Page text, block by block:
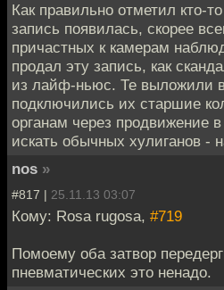
Как правильно отметил кто-
запись появилась, скорее
причастных к камерам
продал эту запись, как
из лайф-ньюс. Те выложили
подключились их старшие
органам через продвижение
искать обычных хулиганов -
nos »
#817 | 25.11.13 03:07
Кому: Rosa rugosa, #719
Помоему оба затвор
пневматических это ненадо.